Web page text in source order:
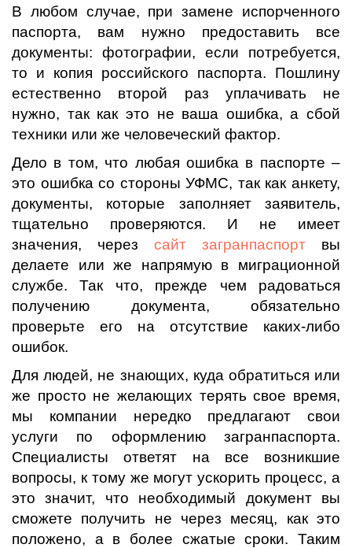
В любом случае, при замене испорченного
паспорта, вам нужно предоставить все
документы: фотографии, если потребуется,
то и копия российского паспорта. Пошлину
естественно второй раз уплачивать не
нужно, так как это не ваша ошибка, а сбой
техники или же человеческий фактор.
Дело в том, что любая ошибка в паспорте –
это ошибка со стороны УФМС, так как анкету,
документы, которые заполняет заявитель,
тщательно проверяются. И не имеет
значения, через сайт загранпаспорт вы
делаете или же напрямую в миграционной
службе. Так что, прежде чем радоваться
получению документа, обязательно
проверьте его на отсутствие каких-либо
ошибок.
Для людей, не знающих, куда обратиться или
же просто не желающих терять свое время,
мы компании нередко предлагают свои
услуги по оформлению загранпаспорта.
Специалисты ответят на все возникшие
вопросы, к тому же могут ускорить процесс, а
это значит, что необходимый документ вы
сможете получить не через месяц, как это
положено, а в более сжатые сроки. Таким